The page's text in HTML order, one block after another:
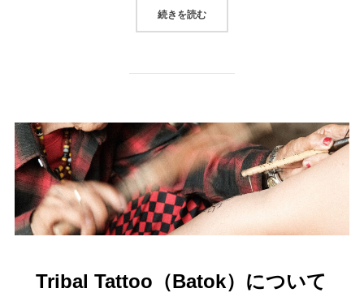
続きを読む“BUSCALANへの旅 1日目”
Tribal Tattoo（Batok）について